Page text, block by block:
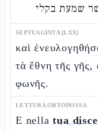
שמעת בקלי
SEPTUAGINTA (LXX)
καὶ
τὰ ἔθνη τῆς
φωνῆς.
LETTURA ORTODOSSA
E nellatua